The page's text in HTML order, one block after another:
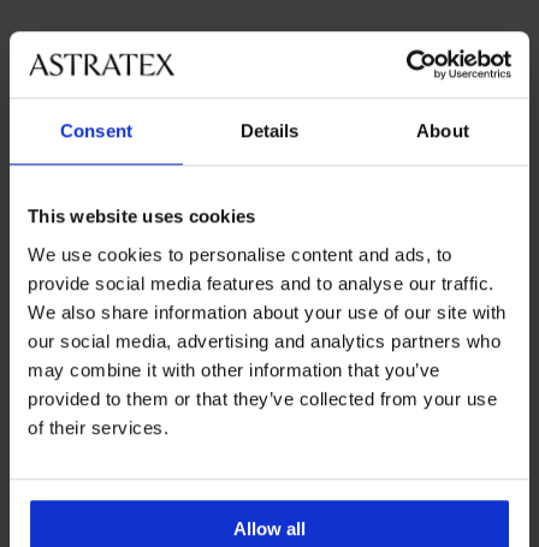
Consent Details About
This website uses cookies
We use cookies to personalise content and ads, to
provide social media features and to analyse our traffic.
We also share information about your use of our site with
our social media, advertising and analytics partners who
may combine it with other information that you’ve
provided to them or that they’ve collected from your use
of their services.
Allow all
Най-популярните марки
MEN-A
JACK & JONES Calvin Klein Tommy Hilfiger
Най-често избираните цветове
черно
синьо многоцветно червено
Най-често избираните размери
XL
L XXL M